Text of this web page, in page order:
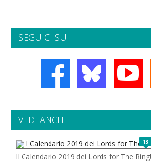
SEGUICI SU
VEDI ANCHE
13
Il Calendario 2019 dei Lords for The Ring!